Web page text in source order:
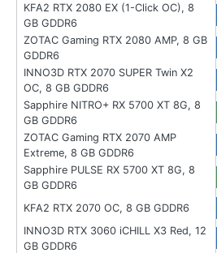
KFA2 RTX 2080 EX (1-Click OC), 8
GB GDDR6
ZOTAC Gaming RTX 2080 AMP, 8 GB
GDDR6
INNO3D RTX 2070 SUPER Twin X2
OC, 8 GB GDDR6
Sapphire NITRO+ RX 5700 XT 8G, 8
GB GDDR6
ZOTAC Gaming RTX 2070 AMP
Extreme, 8 GB GDDR6
Sapphire PULSE RX 5700 XT 8G, 8
GB GDDR6
KFA2 RTX 2070 OC, 8 GB GDDR6
INNO3D RTX 3060 iCHILL X3 Red, 12
GB GDDR6